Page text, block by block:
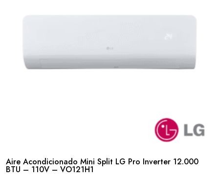
Aire Acondicionado Mini Split LG Pro Inverter 12.000
BTU – 110V – VO121H1